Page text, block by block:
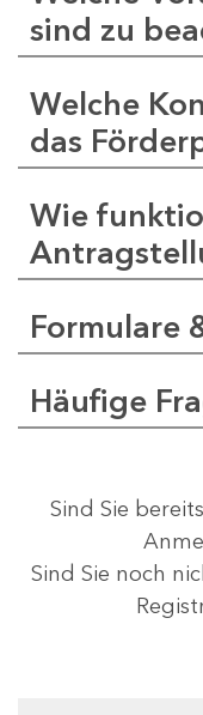
sind zu
Welche
das
Wie
Formulare
Häufige
Sind Sie
Sind Sie noch